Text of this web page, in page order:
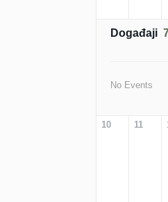
Događaji
No Events
10 11